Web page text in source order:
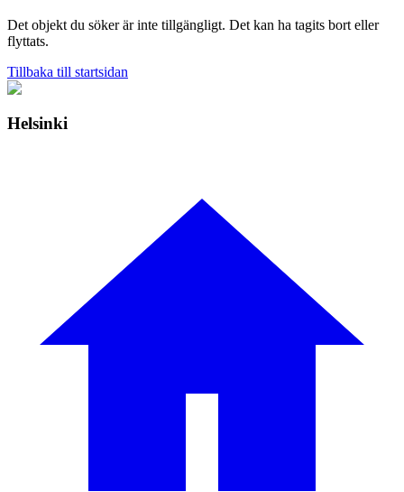
Det objekt du söker är inte tillgängligt. Det kan ha tagits bort eller
flyttats.
Tillbaka till startsidan
Helsinki